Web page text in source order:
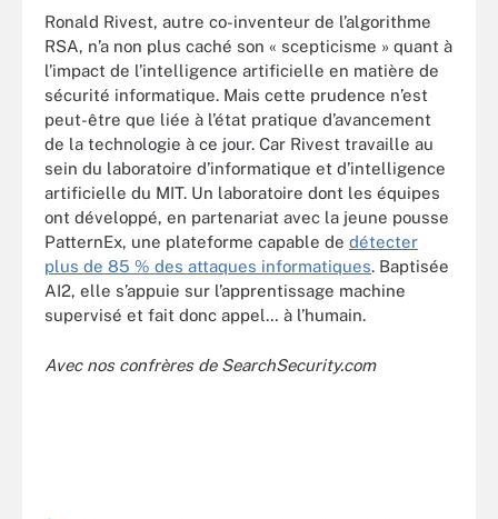
Ronald Rivest, autre co-inventeur de l’algorithme
RSA, n’a non plus caché son « scepticisme » quant à
l’impact de l’intelligence artificielle en matière de
sécurité informatique. Mais cette prudence n’est
peut-être que liée à l’état pratique d’avancement
de la technologie à ce jour. Car Rivest travaille au
sein du laboratoire d’informatique et d’intelligence
artificielle du MIT. Un laboratoire dont les équipes
ont développé, en partenariat avec la jeune pousse
PatternEx, une plateforme capable de détecter
plus de 85 % des attaques informatiques. Baptisée
AI2, elle s’appuie sur l’apprentissage machine
supervisé et fait donc appel… à l’humain.
Avec nos confrères de SearchSecurity.com